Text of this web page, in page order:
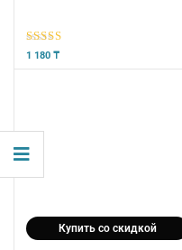
5 из 5
1 180 ₸
Купить со скидкой